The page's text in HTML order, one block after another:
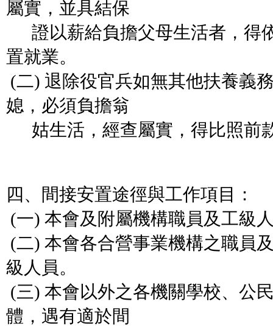
屬實，並具結保
證以薪給負擔父母生活者，得
置就業。
(二) 退除役官兵如無其他扶養義
媳，必須負擔翁
姑生活，經查屬實，得比照前
四、間接安置途徑與工作項目：
(一) 本會及附屬機構職員及工級
(二) 本會各合營事業機構之職員
級人員。
(三) 本會以外之各機關學校、公
體，遇有適於間